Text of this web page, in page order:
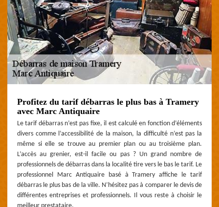
Profitez du tarif débarras le plus bas à Tramery
avec Marc Antiquaire
Le tarif débarras n’est pas fixe, il est calculé en fonction d’éléments
divers comme l’accessibilité de la maison, la difficulté n’est pas la
même si elle se trouve au premier plan ou au troisième plan.
L’accès au grenier, est-il facile ou pas ? Un grand nombre de
professionnels de débarras dans la localité tire vers le bas le tarif. Le
professionnel Marc Antiquaire basé à Tramery affiche le tarif
débarras le plus bas de la ville. N’hésitez pas à comparer le devis de
différentes entreprises et professionnels. Il vous reste à choisir le
meilleur prestataire.